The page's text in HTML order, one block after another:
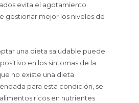
evita el agotamiento
gestionar mejor los niveles de
una dieta saludable puede
en los síntomas de la
no existe una dieta
para esta condición, se
ricos en nutrientes